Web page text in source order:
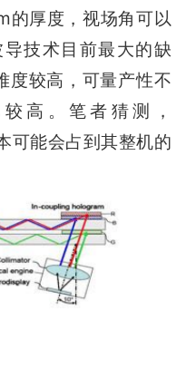
的厚度，视场角可以
技术目前最大的缺
度较高，可量产性不
高。笔者猜测，
可能会占到其整机的